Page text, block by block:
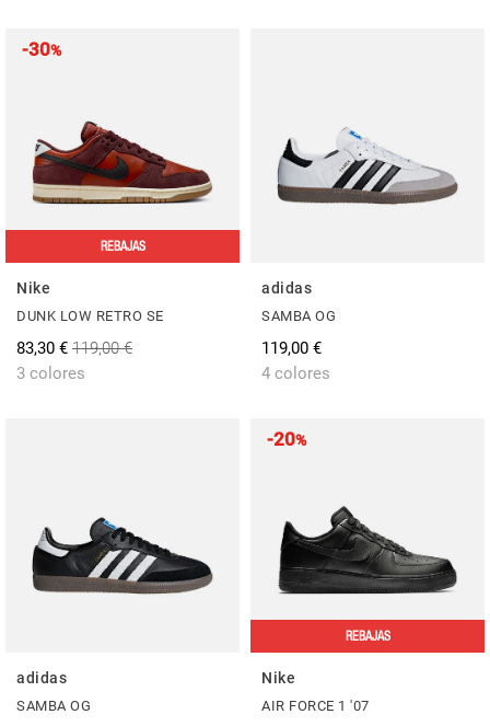
-30%
REBAJAS
Nike
DUNK LOW RETRO SE
83,30 € 119,00 €
3 colores
adidas
SAMBA OG
119,00 €
4 colores
adidas
SAMBA OG
-20%
REBAJAS
Nike
AIR FORCE 1 '07